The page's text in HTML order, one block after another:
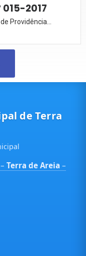
2017
Providência...
de Terra
Terra de Areia –